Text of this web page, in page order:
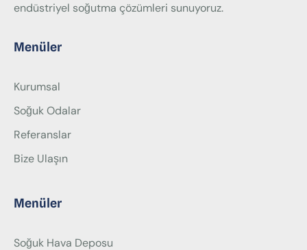
endüstriyel soğutma çözümleri sunuyoruz.
Menüler
Kurumsal
Soğuk Odalar
Referanslar
Bize Ulaşın
Menüler
Soğuk Hava Deposu